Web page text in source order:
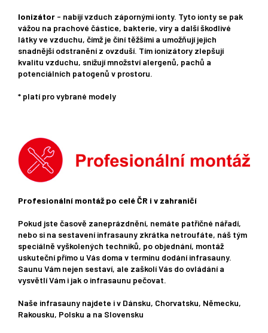
Ionizátor - nabíjí vzduch zápornými ionty. Tyto ionty se pak
vážou na prachové částice, bakterie, viry a další škodlivé
látky ve vzduchu, čímž je činí těžšími a umožňují jejich
snadnější odstranění z ovzduší. Tím ionizátory zlepšují
kvalitu vzduchu, snižují množství alergenů, pachů a
potenciálních patogenů v prostoru.
* platí pro vybrané modely
Profesionální montáž po celé ČR i v zahraničí
Pokud jste časově zaneprázdnění, nemáte patřičné nářadí,
nebo si na sestavení infrasauny zkrátka netroufáte, náš tým
speciálně vyškolených techniků, po objednání, montáž
uskuteční přímo u Vás doma v termínu dodání infrasauny.
Saunu Vám nejen sestaví, ale zaškolí Vás do ovládání a
vysvětlí Vám i jak o infrasaunu pečovat.
Naše infrasauny najdete i v Dánsku, Chorvatsku, Německu,
Rakousku, Polsku a na Slovensku